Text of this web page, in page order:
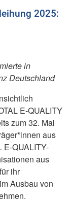
2025:
in
Deutschland
E-QUALITY
zum 32. Mal
aus
E-QUALITY-
aus
ihr
Ausbau von